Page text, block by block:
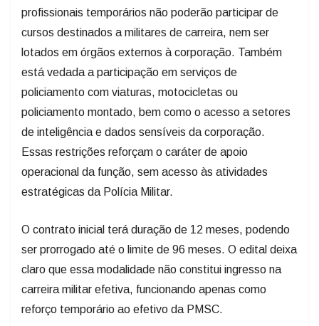
profissionais temporários não poderão participar de
cursos destinados a militares de carreira, nem ser
lotados em órgãos externos à corporação. Também
está vedada a participação em serviços de
policiamento com viaturas, motocicletas ou
policiamento montado, bem como o acesso a setores
de inteligência e dados sensíveis da corporação.
Essas restrições reforçam o caráter de apoio
operacional da função, sem acesso às atividades
estratégicas da Polícia Militar.
O contrato inicial terá duração de 12 meses, podendo
ser prorrogado até o limite de 96 meses. O edital deixa
claro que essa modalidade não constitui ingresso na
carreira militar efetiva, funcionando apenas como
reforço temporário ao efetivo da PMSC.